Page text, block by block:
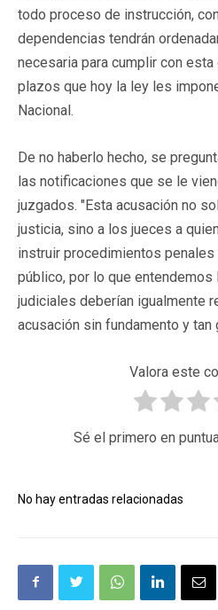
todo proceso de instrucción,
dependencias tendrán
necesaria para cumplir con
plazos que hoy la ley les
Nacional.
De no haberlo hecho, se
las notificaciones que se le
juzgados. "Esta acusación no
justicia, sino a los jueces a
instruir procedimientos
público, por lo que
judiciales deberían igualmente
acusación sin fundamento y tan
Valora este
Sé el primero en
No hay entradas relacionadas